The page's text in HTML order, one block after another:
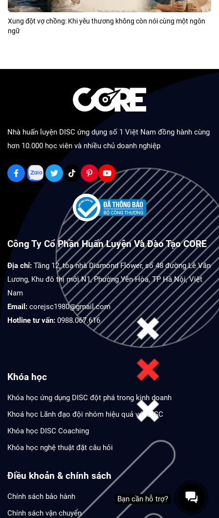
Xung đột vợ chồng: Khi yêu thương không còn nói cùng một ngôn
ngữ
Nhà huấn luyện DISC ứng dụng số 1 Việt Nam đồng hành cùng
hơn 10.000 học viên và nhiều chủ doanh nghiệp
Công Ty Cổ Phần Huấn Luyện Và Đào Tạo CORE
Địa chỉ: Tầng 12, tòa nhà Diamond Flower, số 48 đường Lê Văn
Lương, Khu đô thị mới N1, Phường Yên Hòa, TP Hà Nội, Việt
Nam
Email: corejsc1980@gmail.com
Hotline tư vấn: 0988.067.616
Khóa học
Khóa học ứng dụng DISC đột phá trong kinh doanh
Khoá học Lãnh đạo đội nhóm hiệu quả với DISC
Khóa học DISC Coaching
Khóa học nghệ thuật đặt câu hỏi
Điều khoản & chính sách
Chính sách bảo hành
Chính sách vận chuyển
Bạn cần hỗ trợ?